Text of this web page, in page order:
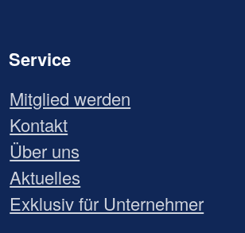
Service
Mitglied werden
Kontakt
Über uns
Aktuelles
Exklusiv für Unternehmer